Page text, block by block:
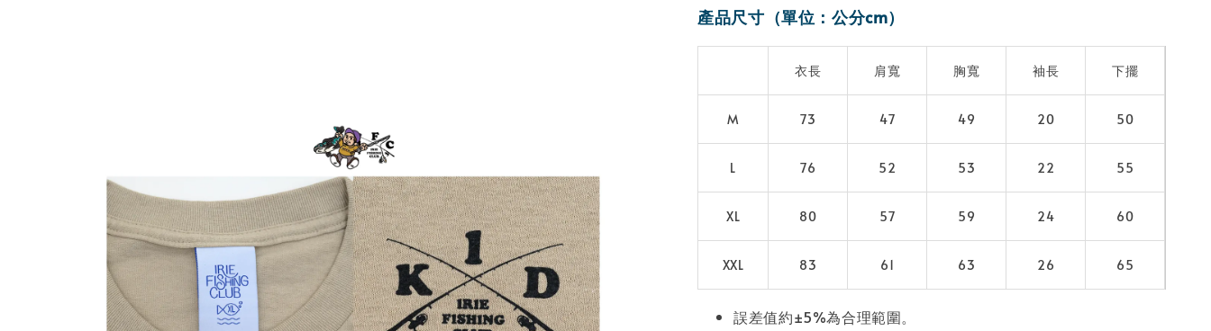
產品尺寸（單位：公分cm）
衣長 肩寬 胸寬 袖長 下擺
M 73 47 49 20 50
L 76 52 53 22 55
XL 80 57 59 24 60
XXL 83 61 63 26 65
誤差值約±5%為合理範圍。